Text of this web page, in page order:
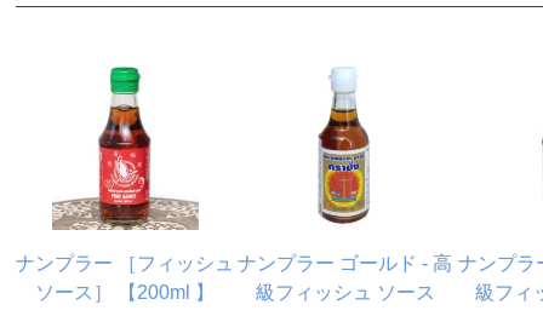
ナンプラー ［フィッシュ
ソース］ 【200ml 】
ナンプラー ゴールド - 高
級フィッシュ ソース
ナンプラ
級フィ